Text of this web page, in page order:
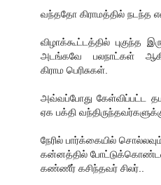
வந்ததோ கிராமத்தில் நடந்த
விழாக்கூட்டத்தில் புகுந்த
அடங்கவே பலநாட்கள்
கிராம பெரிசுகள்.
அவ்வப்போது கேள்விப்பட்ட
ஏக பக்தி
நேரில் பார்க்கையில்
கன்னத்தில்
கண்ணீர் கசிந்தவர் சிலர்..